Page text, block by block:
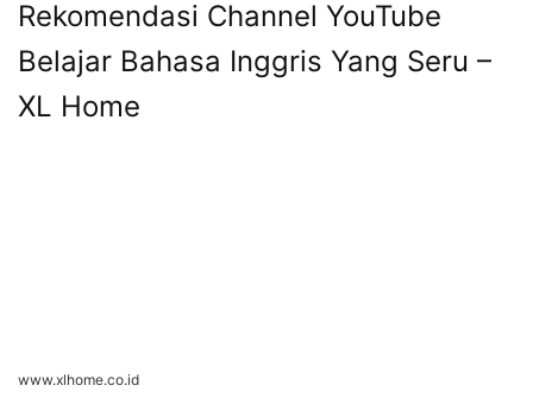
Rekomendasi Channel YouTube
Belajar Bahasa Inggris Yang Seru –
XL Home
www.xlhome.co.id